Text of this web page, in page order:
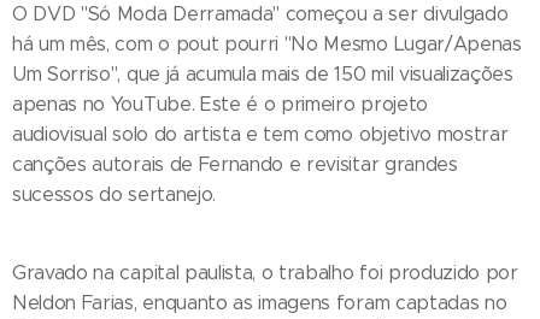
O DVD "Só Moda Derramada" começou a ser divulgado
há um mês, com o pout pourri "No Mesmo Lugar/Apenas
Um Sorriso", que já acumula mais de 150 mil visualizações
apenas no YouTube. Este é o primeiro projeto
audiovisual solo do artista e tem como objetivo mostrar
canções autorais de Fernando e revisitar grandes
sucessos do sertanejo.
Gravado na capital paulista, o trabalho foi produzido por
Neldon Farias, enquanto as imagens foram captadas no